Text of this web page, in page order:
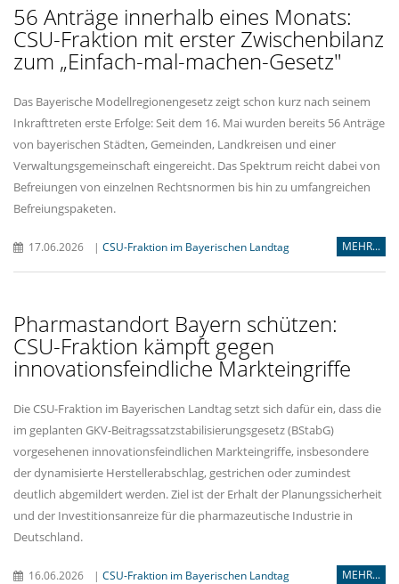
56 Anträge innerhalb eines Monats:
CSU-Fraktion mit erster Zwischenbilanz
zum „Einfach-mal-machen-Gesetz"
Das Bayerische Modellregionengesetz zeigt schon kurz nach seinem
Inkrafttreten erste Erfolge: Seit dem 16. Mai wurden bereits 56 Anträge
von bayerischen Städten, Gemeinden, Landkreisen und einer
Verwaltungsgemeinschaft eingereicht. Das Spektrum reicht dabei von
Befreiungen von einzelnen Rechtsnormen bis hin zu umfangreichen
Befreiungspaketen.
17.06.2026 | CSU-Fraktion im Bayerischen Landtag MEHR...
Pharmastandort Bayern schützen:
CSU-Fraktion kämpft gegen
innovationsfeindliche Markteingriffe
Die CSU-Fraktion im Bayerischen Landtag setzt sich dafür ein, dass die
im geplanten GKV-Beitragssatzstabilisierungsgesetz (BStabG)
vorgesehenen innovationsfeindlichen Markteingriffe, insbesondere
der dynamisierte Herstellerabschlag, gestrichen oder zumindest
deutlich abgemildert werden. Ziel ist der Erhalt der Planungssicherheit
und der Investitionsanreize für die pharmazeutische Industrie in
Deutschland.
16.06.2026 | CSU-Fraktion im Bayerischen Landtag MEHR...